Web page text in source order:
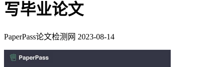
写毕业论文
PaperPass论文检测网 2023-08-14